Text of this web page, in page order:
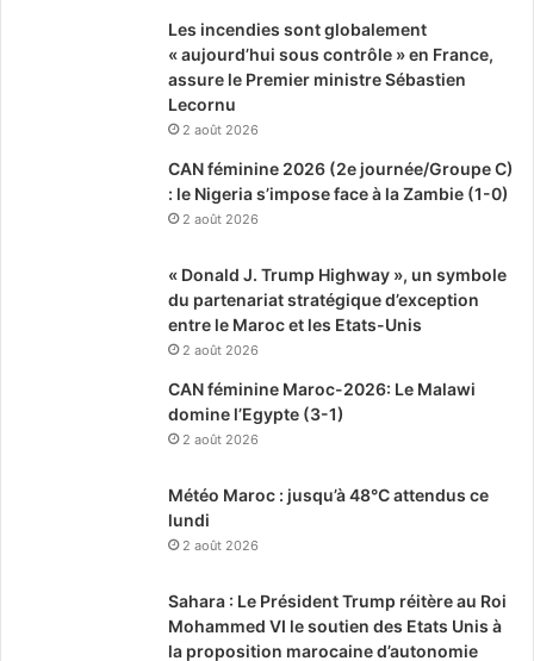
Les incendies sont globalement
« aujourd’hui sous contrôle » en France,
assure le Premier ministre Sébastien
Lecornu
2 août 2026
CAN féminine 2026 (2e journée/Groupe C)
: le Nigeria s’impose face à la Zambie (1-0)
2 août 2026
« Donald J. Trump Highway », un symbole
du partenariat stratégique d’exception
entre le Maroc et les Etats-Unis
2 août 2026
CAN féminine Maroc-2026: Le Malawi
domine l’Egypte (3-1)
2 août 2026
Météo Maroc : jusqu’à 48°C attendus ce
lundi
2 août 2026
Sahara : Le Président Trump réitère au Roi
Mohammed VI le soutien des Etats Unis à
la proposition marocaine d’autonomie